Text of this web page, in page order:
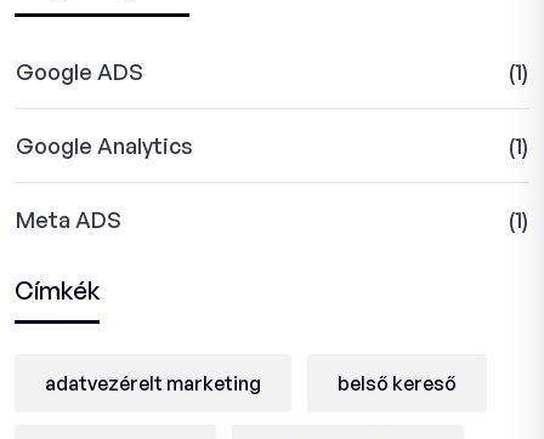
Google ADS (1)
Google Analytics (1)
Meta ADS (1)
Címkék
adatvezérelt marketing belső kereső